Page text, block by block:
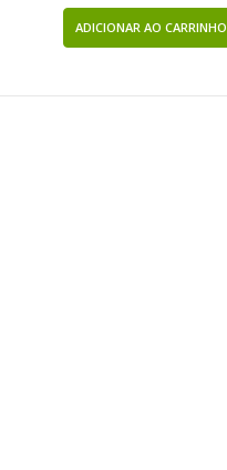
ADICIONAR AO CARRINHO